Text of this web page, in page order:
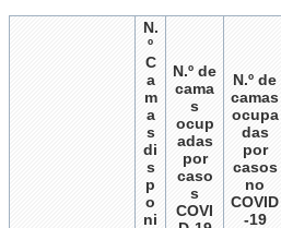
N.
º
C
a
m
a
s
di
s
p
o
ni
N.º de
cama
s
ocup
adas
por
caso
s
COVI
N.º de
camas
ocupa
das
por
casos
no
COVID
-19